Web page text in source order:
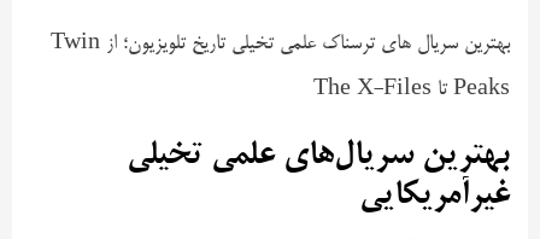
بهترین سریال های ترسناک علمی تخیلی تاریخ تلویزیون؛ از Twin
Peaks تا The X-Files
بهترین سریال‌های علمی تخیلی
غیرآمریکایی